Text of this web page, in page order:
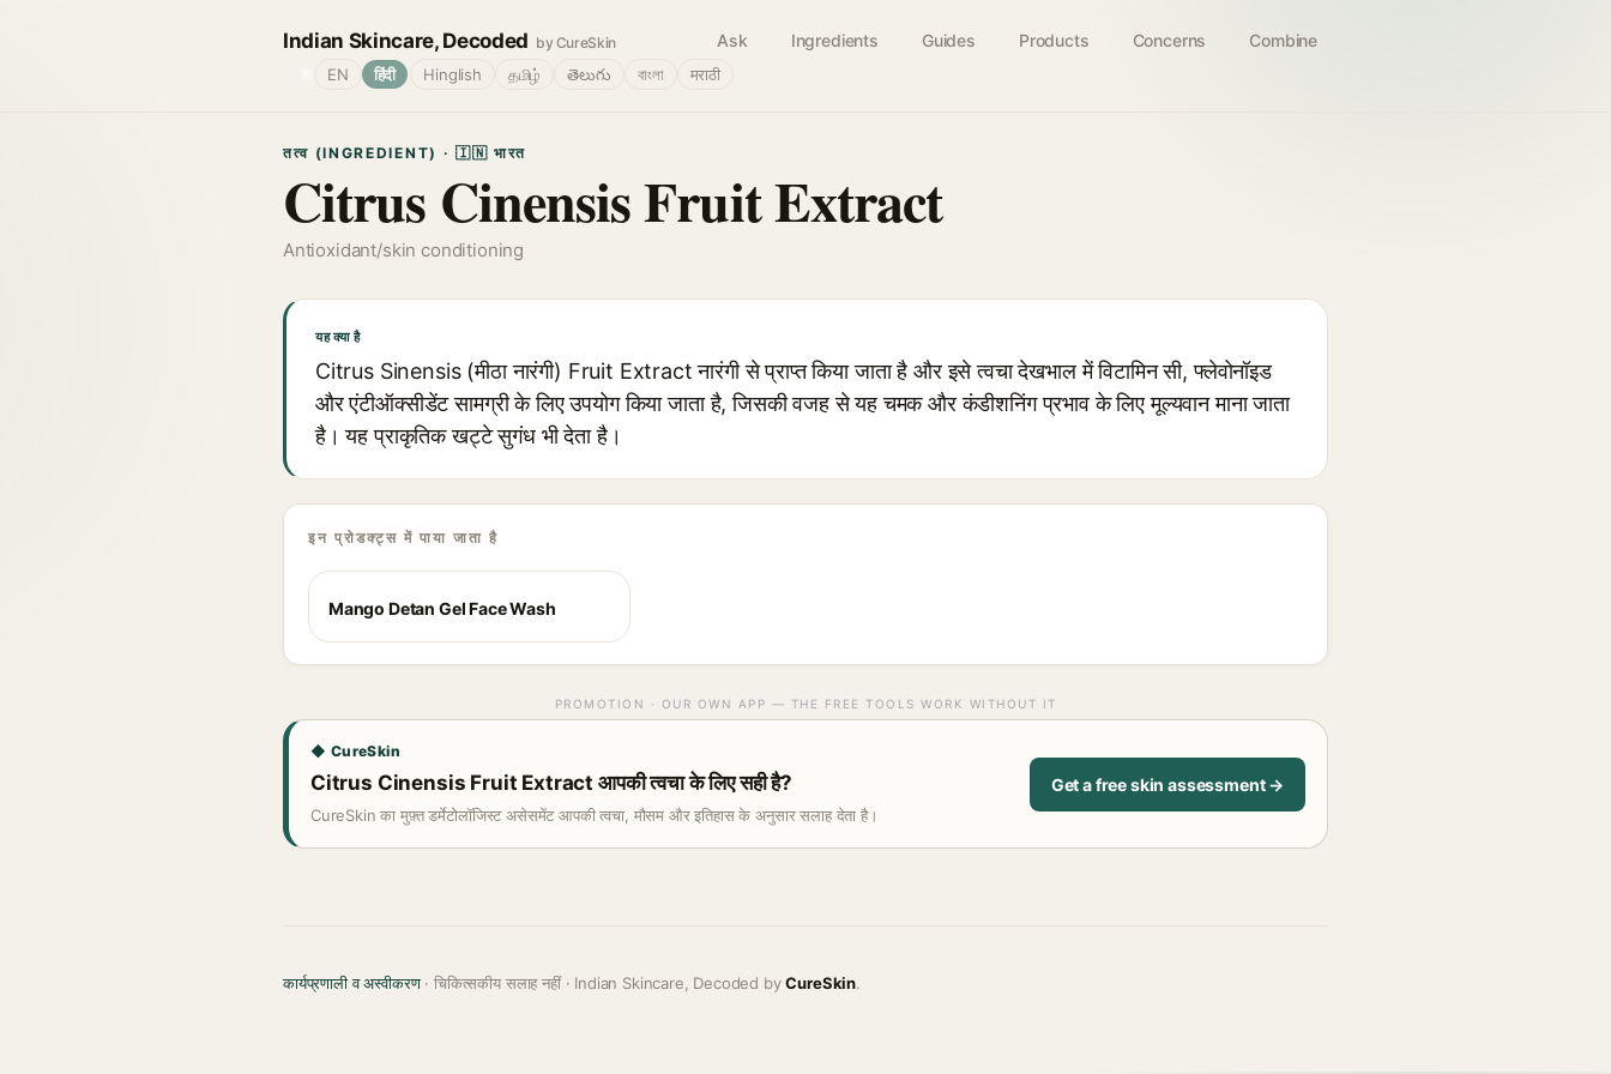
Indian Skincare, Decoded by CureSkin Ask Ingredients Guides Products Concerns Combine
EN हिंदी Hinglish தமிழ் తెలుగు বাংলা मराठी
तत्व (INGREDIENT) · 🇮🇳 भारत
Citrus Cinensis Fruit Extract
Antioxidant/skin conditioning
यह क्या है
Citrus Sinensis (मीठा नारंगी) Fruit Extract नारंगी से प्राप्त किया जाता है और इसे त्वचा देखभाल में विटामिन सी, फ्लेवोनॉइड
और एंटीऑक्सीडेंट सामग्री के लिए उपयोग किया जाता है, जिसकी वजह से यह चमक और कंडीशनिंग प्रभाव के लिए मूल्यवान माना जाता
है। यह प्राकृतिक खट्टे सुगंध भी देता है।
इन प्रोडक्ट्स में पाया जाता है
Mango Detan Gel Face Wash
PROMOTION · OUR OWN APP — THE FREE TOOLS WORK WITHOUT IT
◆ CureSkin
Citrus Cinensis Fruit Extract आपकी त्वचा के लिए सही है?
CureSkin का मुफ़्त डर्मेटोलॉजिस्ट असेसमेंट आपकी त्वचा, मौसम और इतिहास के अनुसार सलाह देता है।
Get a free skin assessment →
कार्यप्रणाली व अस्वीकरण· चिकित्सकीय सलाह नहीं · Indian Skincare, Decoded byCureSkin.